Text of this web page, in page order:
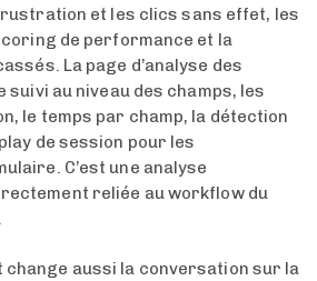
et les clics sans effet, les
de performance et la
La page d’analyse des
au niveau des champs, les
le temps par champ, la détection
de session pour les
C’est une analyse
reliée au workflow du
change aussi la conversation sur la